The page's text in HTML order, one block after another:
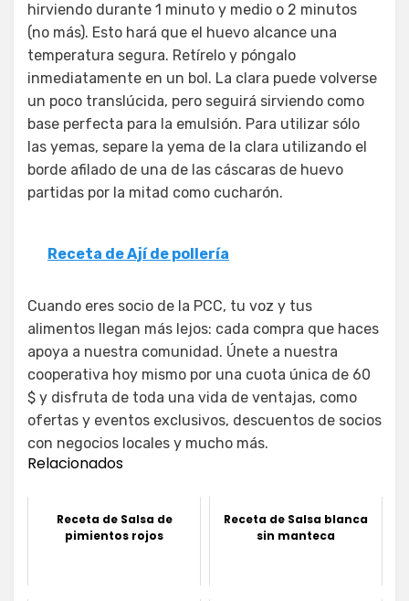
hirviendo durante 1 minuto y medio o 2 minutos
(no más). Esto hará que el huevo alcance una
temperatura segura. Retírelo y póngalo
inmediatamente en un bol. La clara puede volverse
un poco translúcida, pero seguirá sirviendo como
base perfecta para la emulsión. Para utilizar sólo
las yemas, separe la yema de la clara utilizando el
borde afilado de una de las cáscaras de huevo
partidas por la mitad como cucharón.
Receta de Ají de pollería
Cuando eres socio de la PCC, tu voz y tus
alimentos llegan más lejos: cada compra que haces
apoya a nuestra comunidad. Únete a nuestra
cooperativa hoy mismo por una cuota única de 60
$ y disfruta de toda una vida de ventajas, como
ofertas y eventos exclusivos, descuentos de socios
con negocios locales y mucho más.
Relacionados
Receta de Salsa de
pimientos rojos
Receta de Salsa blanca
sin manteca